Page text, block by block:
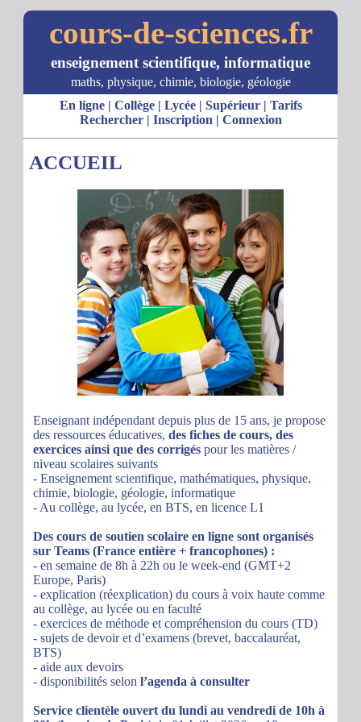
cours-de-sciences.fr
enseignement scientifique, informatique
maths, physique, chimie, biologie, géologie
En ligne| Collège| Lycée| Supérieur| Tarifs
Rechercher| Inscription | Connexion
ACCUEIL
Enseignant indépendant depuis plus de 15 ans, je propose
des ressources éducatives, des fiches de cours, des
exercices ainsi que des corrigés pour les matières /
niveau scolaires suivants
- Enseignement scientifique, mathématiques, physique,
chimie, biologie, géologie, informatique
- Au collège, au lycée, en BTS, en licence L1
Des cours de soutien scolaire en ligne sont organisés
sur Teams (France entière + francophones) :
- en semaine de 8h à 22h ou le week-end (GMT+2
Europe, Paris)
- explication (réexplication) du cours à voix haute comme
au collège, au lycée ou en faculté
- exercices de méthode et compréhension du cours (TD)
- sujets de devoir et d’examens (brevet, baccalauréat,
BTS)
- aide aux devoirs
- disponibilités selon l’agenda à consulter
Service clientèle ouvert du lundi au vendredi de 10h à